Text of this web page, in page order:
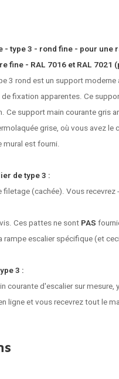
type 3 - rond fine - pour une
fine - RAL 7016 et RAL 7021
3 rond est un support
fixation apparentes. Ce
Ce support main courante gris
grise, où vous avez le
est fourni.
de type 3 :
(cachée). Vous
Ces pattes ne sont PAS
escalier spécifique (et
3 :
courante d'escalier sur
ligne et vous recevrez tout le